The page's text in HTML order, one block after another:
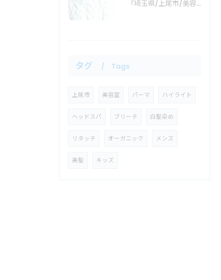
『埼玉県/上尾市/美容室』
タグ Tags
上尾市 美容室 パーマ ハイライト
ヘッドスパ ブリーチ 白髪染め
リタッチ オーガニック メンズ
美髪 キッズ